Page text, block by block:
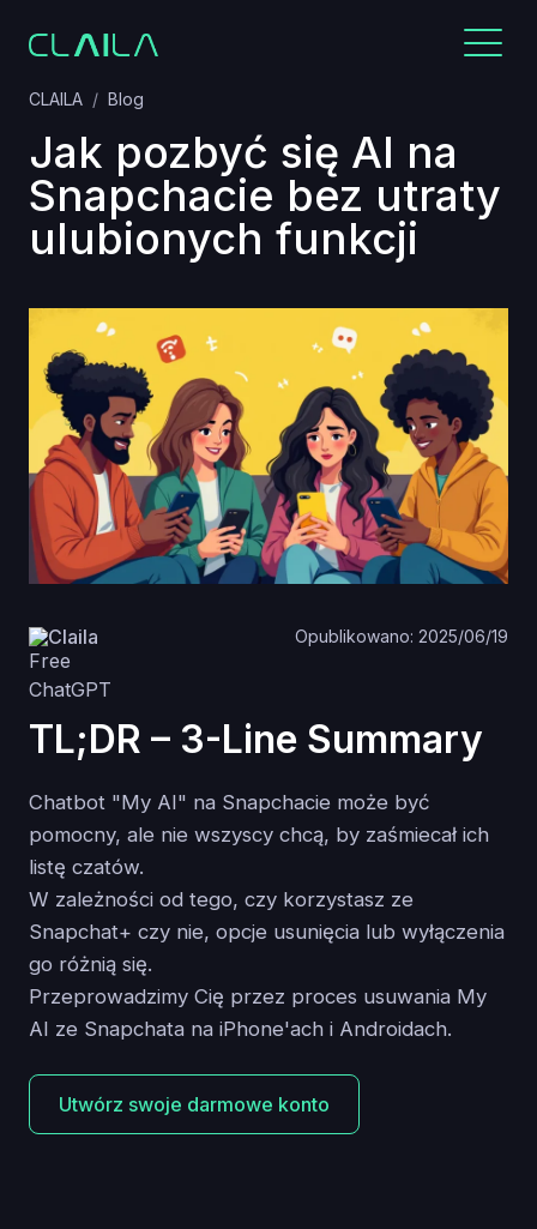
CLAILA Blog
Jak pozbyć się AI na
Snapchacie bez utraty
ulubionych funkcji
Claila Opublikowano: 2025/06/19
TL;DR – 3-Line Summary
Chatbot "My AI" na Snapchacie może być
pomocny, ale nie wszyscy chcą, by zaśmiecał ich
listę czatów.
W zależności od tego, czy korzystasz ze
Snapchat+ czy nie, opcje usunięcia lub wyłączenia
go różnią się.
Przeprowadzimy Cię przez proces usuwania My
AI ze Snapchata na iPhone'ach i Androidach.
Utwórz swoje darmowe konto